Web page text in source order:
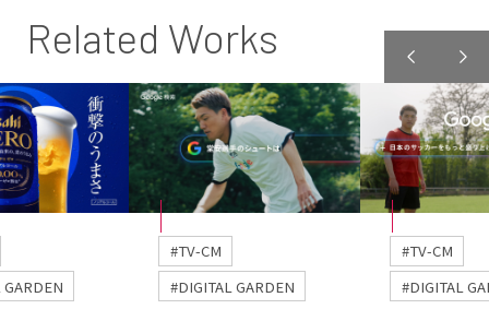
Related Works
#TV-CM
#DIGITAL GARDEN
#TV-CM
#DIGITAL